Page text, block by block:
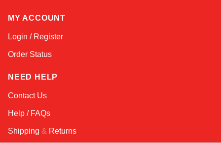
MY ACCOUNT
Login / Register
Order Status
NEED HELP
Contact Us
Help / FAQs
Shipping & Returns